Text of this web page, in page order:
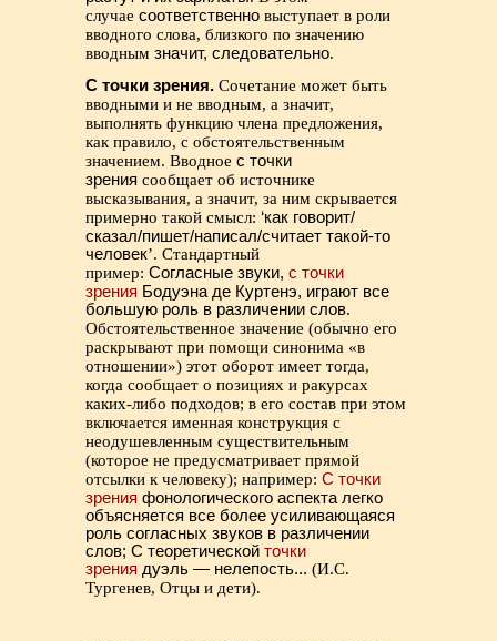
случаесоответственно выступает в роли
вводного слова, близкого по значению
вводнымзначит, следовательно.
С точки зрения. Сочетание может быть
вводными и не вводным, а значит,
выполнять функцию члена предложения,
как правило, с обстоятельственным
значением. Вводноес точки
зрения сообщает об источнике
высказывания, а значит, за ним скрывается
примерно такой смысл: ‘как говорит/
сказал/пишет/написал/считает такой-то
человек’. Стандартный
пример:Согласные звуки,с точки
зрения Бодуэна де Куртенэ, играют все
большую роль в различении слов.
Обстоятельственное значение (обычно его
раскрывают при помощи синонима «в
отношении») этот оборот имеет тогда,
когда сообщает о позициях и ракурсах
каких-либо подходов; в его состав при этом
включается именная конструкция с
неодушевленным существительным
(которое не предусматривает прямой
отсылки к человеку); например:С точки
зрения фонологического аспекта легко
объясняется все более усиливающаяся
роль согласных звуков в различении
слов; С теоретическойточки
зрения дуэль — нелепость... (И.С.
Тургенев, Отцы и дети).